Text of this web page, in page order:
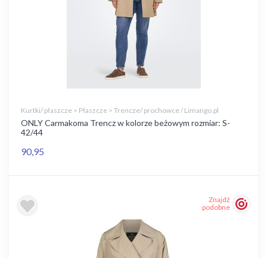
Kurtki/ płaszcze > Płaszcze > Trencze/ prochowce / Limango.pl
ONLY Carmakoma Trencz w kolorze beżowym rozmiar: S-
42/44
90,95
Znajdź
podobne